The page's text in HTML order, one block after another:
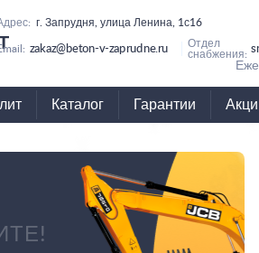
г. Запрудня, улица Ленина, 1с16
zakaz@beton-v-zaprudne.ru
Отдел
снабжения:
Каталог Гарантии